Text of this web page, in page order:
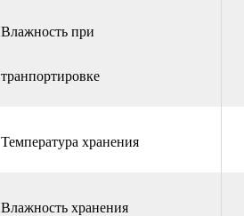
Влажность при
транпортировке
Температура хранения
Влажность хранения